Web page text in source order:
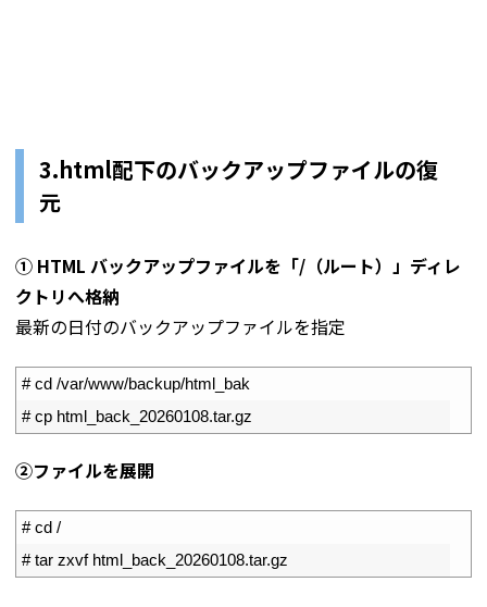
3.html配下のバックアップファイルの復
元
① HTML バックアップファイルを「/（ルート）」ディレ
クトリへ格納
最新の日付のバックアップファイルを指定
# cd /var/www/backup/html_bak
# cp html_back_20260108.tar.gz
➁ファイルを展開
# cd /
# tar zxvf html_back_20260108.tar.gz